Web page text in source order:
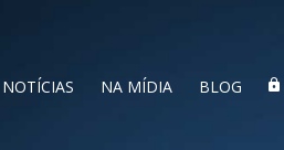
NOTÍCIAS NA MÍDIA BLOG